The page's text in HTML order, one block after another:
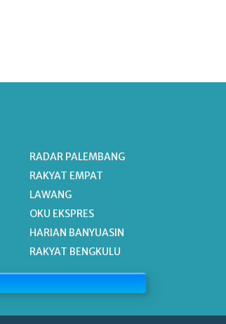
RADAR PALEMBANG
RAKYAT EMPAT
LAWANG
OKU EKSPRES
HARIAN BANYUASIN
RAKYAT BENGKULU